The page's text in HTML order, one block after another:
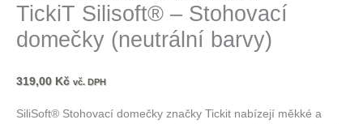
TickiT Silisoft® – Stohovací
domečky (neutrální barvy)
319,00 Kč vč. DPH
SiliSoft® Stohovací domečky značky Tickit nabízejí měkké a